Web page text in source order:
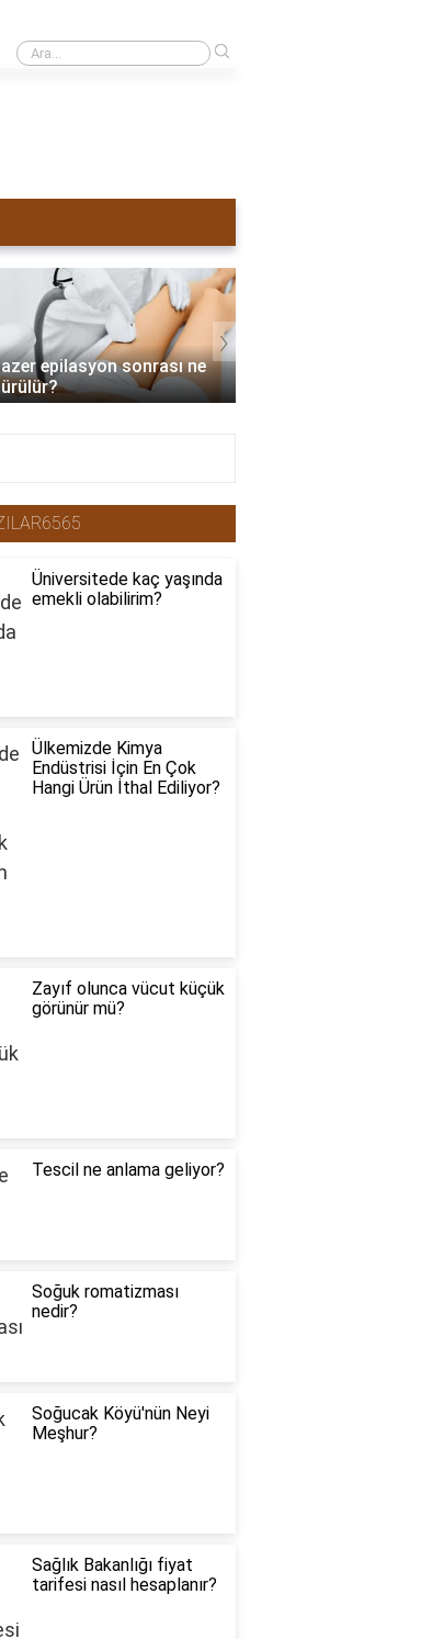
yüze lazer yapılırsa ne olur?
epilasyon sonrası ne
›
Üniversitede kaç yaşında
emekli olabilirim?
Ülkemizde Kimya
Endüstrisi İçin En Çok
Hangi Ürün İthal Ediliyor?
Zayıf olunca vücut küçük
görünür mü?
Tescil ne anlama geliyor?
Soğuk romatizması
nedir?
Soğucak Köyü'nün Neyi
Meşhur?
Sağlık Bakanlığı fiyat
tarifesi nasıl hesaplanır?